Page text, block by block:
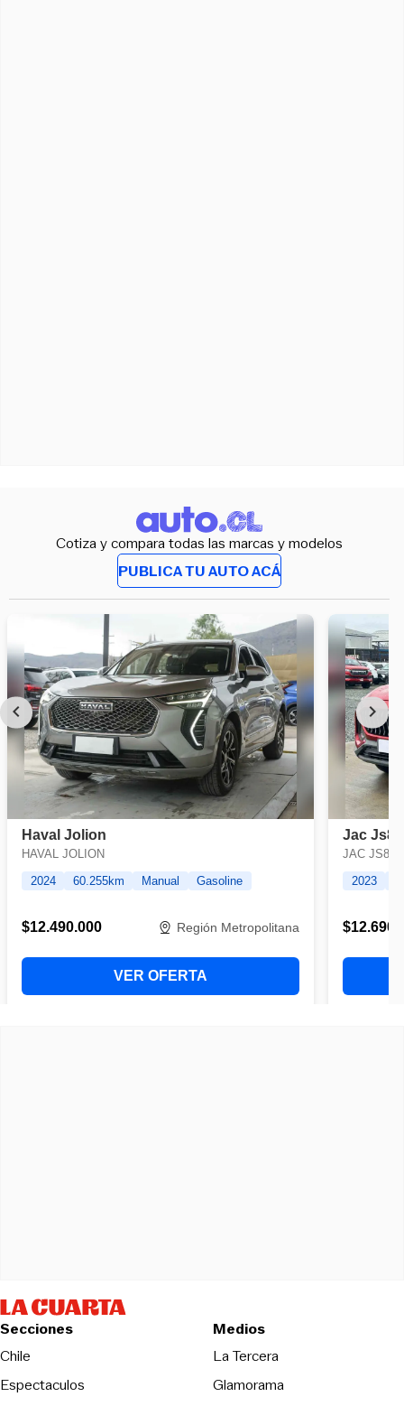
Cotiza y compara todas las marcas y modelos
PUBLICA TU AUTO ACÁ
Secciones
Chile
Espectaculos
Medios
La TerceraOpens in new
Glamorama